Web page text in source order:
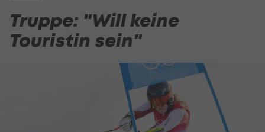
Truppe: "Will keine
Touristin sein"